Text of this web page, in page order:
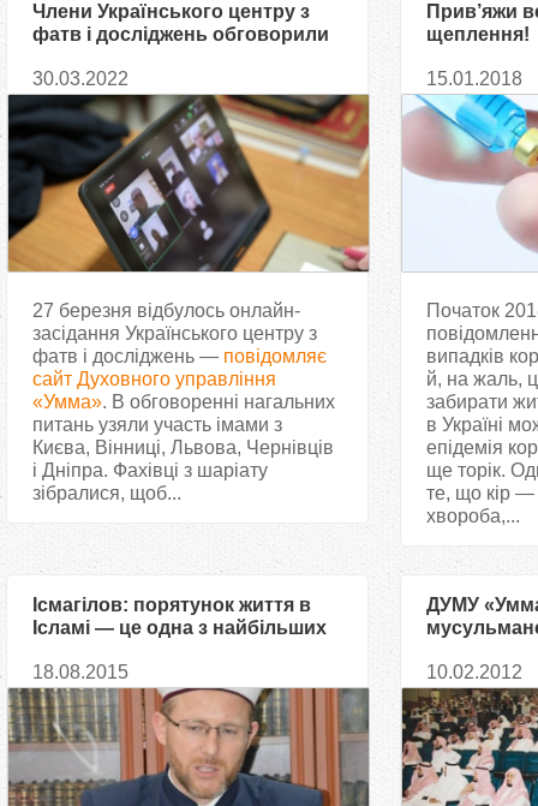
Члени Українського центру з
фатв і досліджень обговорили
питань в умовах війни
30.03.2022
27 березня відбулось онлайн-
засідання Українського центру з
фатв і досліджень — повідомляє
сайт Духовного управління
«Умма». В обговоренні нагальних
питань узяли участь імами з
Києва, Вінниці, Львова, Чернівців
і Дніпра. Фахівці з шаріату
зібралися, щоб...
Прив’яжи
щеплення!
15.01.2018
Початок
випадків
й, на жаль,
забирати
в Україні
епідемія
ще торік.
те, що кір —
хвороба,...
Ісмагілов: порятунок життя в
Ісламі — це одна з найбільших
18.08.2015
ДУМУ
10.02.2012